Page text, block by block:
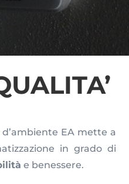
EA mette a
in grado di
e benessere.